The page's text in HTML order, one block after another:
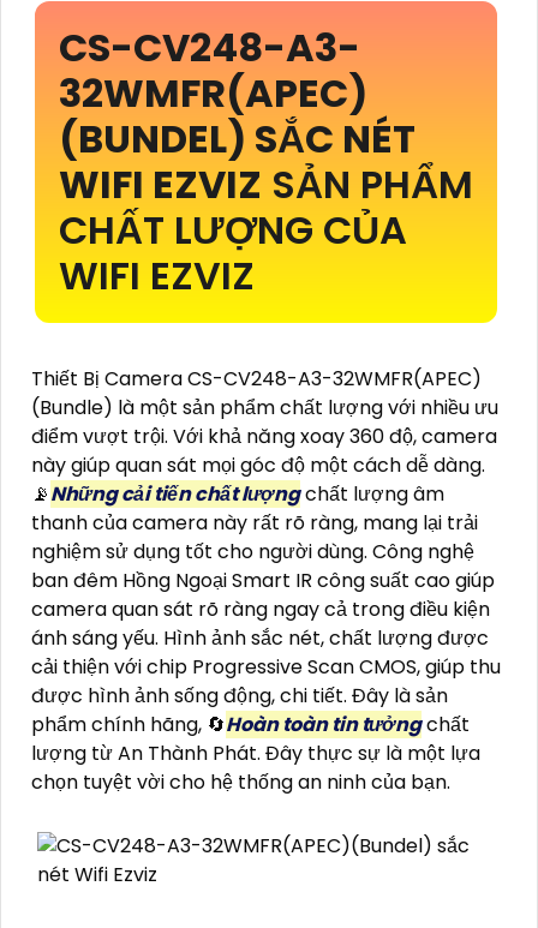
CS-CV248-A3-
32WMFR(APEC)
(BUNDEL) SẮC NÉT
WIFI EZVIZ SẢN PHẨM
CHẤT LƯỢNG CỦA
WIFI EZVIZ
Thiết Bị Camera CS-CV248-A3-32WMFR(APEC)
(Bundle) là một sản phẩm chất lượng với nhiều ưu
điểm vượt trội. Với khả năng xoay 360 độ, camera
này giúp quan sát mọi góc độ một cách dễ dàng.
📡Những cải tiến chất lượngchất lượng âm
thanh của camera này rất rõ ràng, mang lại trải
nghiệm sử dụng tốt cho người dùng. Công nghệ
ban đêm Hồng Ngoại Smart IR công suất cao giúp
camera quan sát rõ ràng ngay cả trong điều kiện
ánh sáng yếu. Hình ảnh sắc nét, chất lượng được
cải thiện với chip Progressive Scan CMOS, giúp thu
được hình ảnh sống động, chi tiết. Đây là sản
phẩm chính hãng, 🔄Hoàn toàn tin tưởngchất
lượng từ An Thành Phát. Đây thực sự là một lựa
chọn tuyệt vời cho hệ thống an ninh của bạn.